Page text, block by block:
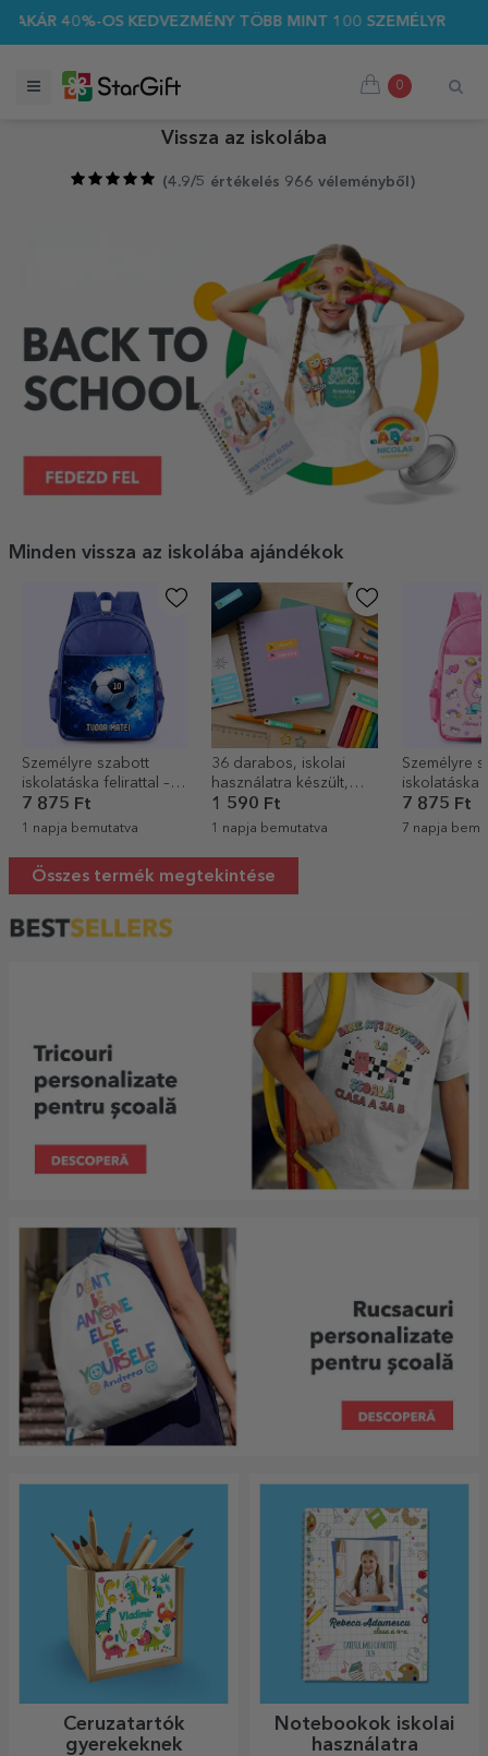
TÖBB MINT 100 SZEMÉLYRE SZABOTT
0
Vissza az iskolába
(4.9/5 értékelés 966 véleményből )
Minden vissza az iskolába ajándékok
Személyre szabott
iskolatáska felirattal –
Labdarúgás
7 875 Ft
1 napja bemutatva
36 darabos, iskolai
használatra készült,
személyre szabott
matricakészlet
1 590 Ft
1 napja bemutatva
Személyre
iskolatáska
Unicorn
7 875 Ft
7 napja
Összes termék megtekintése
Ceruzatartók
gyerekeknek
Notebookok iskolai
használatra